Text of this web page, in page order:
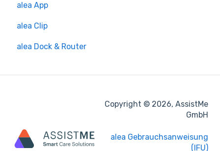
alea App
alea Clip
alea Dock & Router
Copyright © 2026, AssistMe
GmbH
alea Gebrauchsanweisung
(IFU)